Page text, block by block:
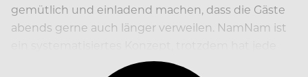
gemütlich und einladend machen, dass die Gäste
abends gerne auch länger verweilen. NamNam ist
Filiale ihren eigenen Charakter.